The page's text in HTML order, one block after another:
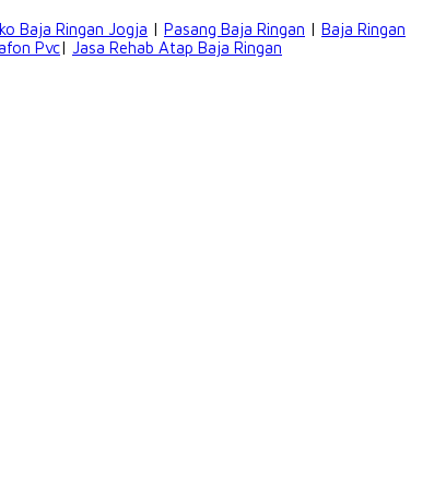
Baja Ringan Jogja | Pasang Baja Ringan | Baja Ringan
Pvc| Jasa Rehab Atap Baja Ringan